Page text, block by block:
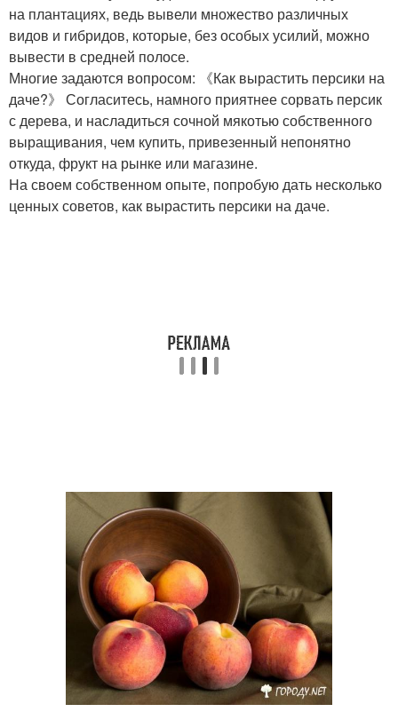
на плантациях, ведь вывели множество различных
видов и гибридов, которые, без особых усилий, можно
вывести в средней полосе.
Многие задаются вопросом: 《Как вырастить персики на
даче?》 Согласитесь, намного приятнее сорвать персик
с дерева, и насладиться сочной мякотью собственного
выращивания, чем купить, привезенный непонятно
откуда, фрукт на рынке или магазине.
На своем собственном опыте, попробую дать несколько
ценных советов, как вырастить персики на даче.